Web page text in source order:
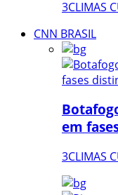
3CLIMAS
CNN BRASIL
em
3CLIMAS